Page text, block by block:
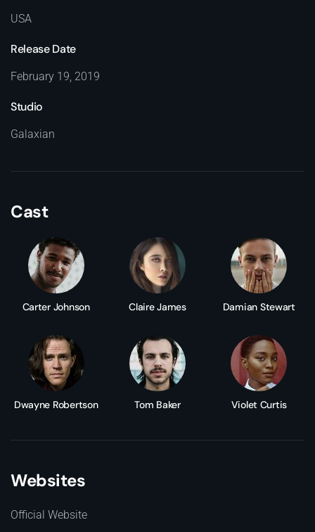
USA
Release Date
February 19, 2019
Studio
Galaxian
Cast
Carter Johnson Claire James Damian Stewart
Dwayne Robertson Tom Baker Violet Curtis
Websites
Official Website